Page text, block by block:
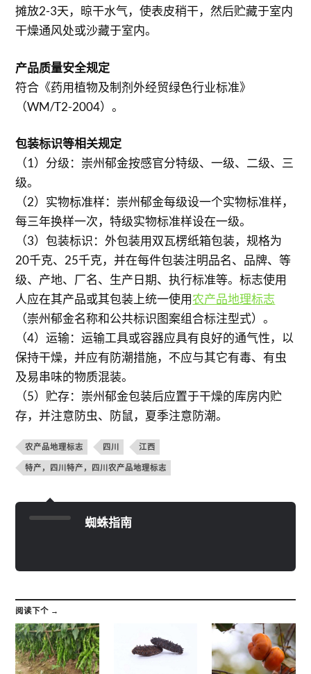
摊放2-3天，晾干水气，使表皮稍干，然后贮藏于室内
干燥通风处或沙藏于室内。
产品质量安全规定
符合《药用植物及制剂外经贸绿色行业标准》
（WM/T2-2004）。
包装标识等相关规定
（1）分级：崇州郁金按感官分特级、一级、二级、三
级。
（2）实物标准样：崇州郁金每级设一个实物标准样，
每三年换样一次，特级实物标准样设在一级。
（3）包装标识：外包装用双瓦楞纸箱包装，规格为
20千克、25千克，并在每件包装注明品名、品牌、等
级、产地、厂名、生产日期、执行标准等。标志使用
人应在其产品或其包装上统一使用农产品地理标志
（崇州郁金名称和公共标识图案组合标注型式）。
（4）运输：运输工具或容器应具有良好的通气性，以
保持干燥，并应有防潮措施，不应与其它有毒、有虫
及易串味的物质混装。
（5）贮存：崇州郁金包装后应置于干燥的库房内贮
存，并注意防虫、防鼠，夏季注意防潮。
农产品地理标志 四川 江西
特产，四川特产，四川农产品地理标志
蜘蛛指南
阅读下个 →